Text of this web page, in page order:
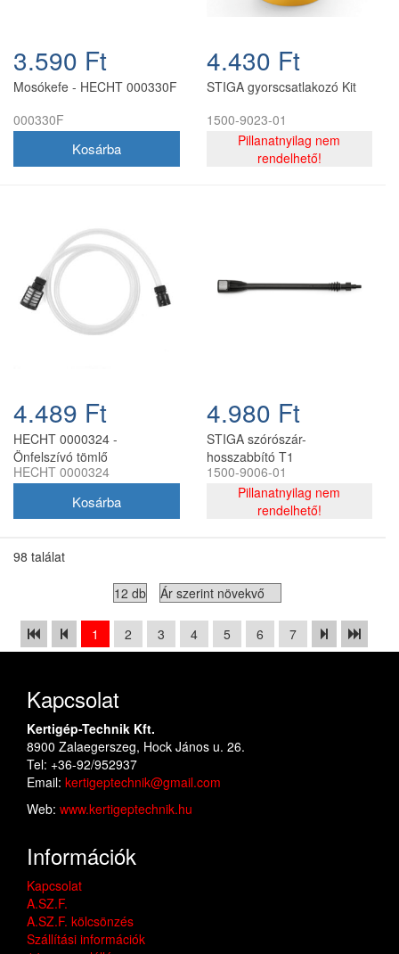
3.590 Ft
Mosókefe - HECHT 000330F
000330F
4.430 Ft
STIGA gyorscsatlakozó Kit
1500-9023-01
Pillanatnyilag nem
rendelhető!
4.489 Ft
HECHT 0000324 -
Önfelszívó tömlő
HECHT 0000324
4.980 Ft
STIGA szórószár-
hosszabbító T1
1500-9006-01
Pillanatnyilag nem
rendelhető!
98 találat
1 2 3 4 5 6 7
Kapcsolat
Kertigép-Technik Kft.
8900 Zalaegerszeg, Hock János u. 26.
Tel: +36-92/952937
Email: kertigeptechnik@gmail.com
Web: www.kertigeptechnik.hu
Információk
Kapcsolat
A.SZ.F.
A.SZ.F. kölcsönzés
Szállítási információk